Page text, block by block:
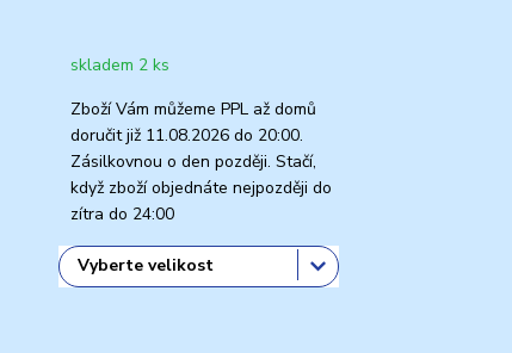
skladem 2 ks
Zboží Vám můžeme PPL až domů
doručit již 11.08.2026 do 20:00.
Zásilkovnou o den později. Stačí,
když zboží objednáte nejpozději do
zítra do 24:00